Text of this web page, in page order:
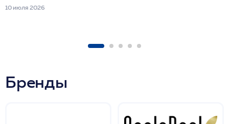
10 июля 2026
Бренды